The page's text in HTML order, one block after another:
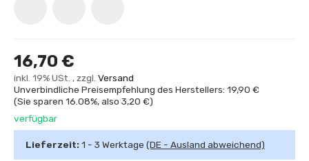
16,70 €
inkl. 19% USt. , zzgl. Versand
Unverbindliche Preisempfehlung des Herstellers: 19,90 €
(Sie sparen 16.08%, also 3,20 €)
verfügbar
Lieferzeit: 1 - 3 Werktage (DE - Ausland abweichend)